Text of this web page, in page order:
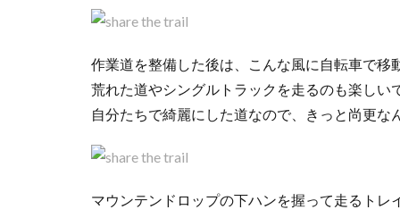
作業道を整備した後は、こんな風に自転車で
荒れた道やシングルトラックを走るのも楽しい
自分たちで綺麗にした道なので、きっと尚更な
マウンテンドロップの下ハンを握って走るトレ